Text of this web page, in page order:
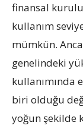
finansal
kullanım
mümkün.
genelindeki
kullanımında
biri olduğu
yoğun şekilde